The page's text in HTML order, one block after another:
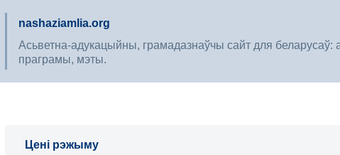
nashaziamlia.org
Асьветна-адукацыйны, грамадазнаўчы сайт для беларусаў:
праграмы, мэты.
Цені рэжыму